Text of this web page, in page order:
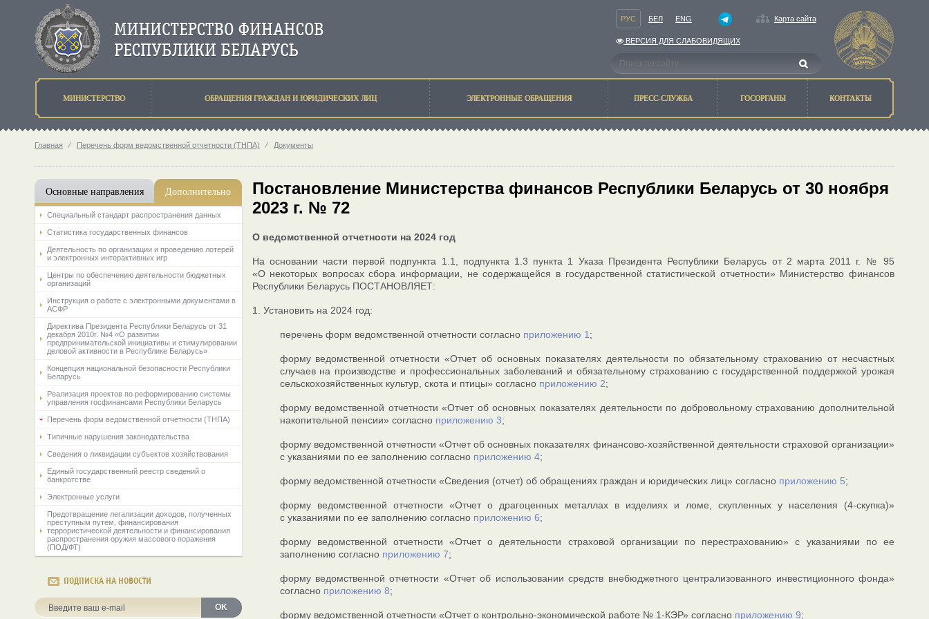
РУС БЕЛ ENG Карта сайта
ВЕРСИЯ ДЛЯ СЛАБОВИДЯЩИХ
МИНИСТЕРСТВО ОБРАЩЕНИЯ ГРАЖДАН И ЮРИДИЧЕСКИХ ЛИЦ ЭЛЕКТРОННЫЕ ОБРАЩЕНИЯ ПРЕСС-СЛУЖБА ГОСОРГАНЫ КОНТАКТЫ
Главная ⁄ Перечень форм ведомственной отчетности (ТНПА) ⁄ Документы
Основные направления Дополнительно
Специальный стандарт распространения данных
Статистика государственных финансов
Деятельность по организации и проведению лотерей
и электронных интерактивных игр
Центры по обеспечению деятельности бюджетных
организаций
Инструкция о работе с электронными документами в
АСФР
Директива Президента Республики Беларусь от 31
декабря 2010г. №4 «О развитии
предпринимательской инициативы и стимулировании
деловой активности в Республике Беларусь»
Концепция национальной безопасности Республики
Беларусь
Реализация проектов по реформированию системы
управления госфинансами Республики Беларусь
Перечень форм ведомственной отчетности (ТНПА)
Типичные нарушения законодательства
Сведения о ликвидации субъектов хозяйствования
Единый государственный реестр сведений о
банкротстве
Электронные услуги
Предотвращение легализации доходов, полученных
преступным путем, финансирования
террористической деятельности и финансирования
распространения оружия массового поражения
(ПОД/ФТ)
ПОДПИСКА НА НОВОСТИ
OK
Постановление Министерства финансов Республики Беларусь от 30 ноября
2023 г. № 72
О ведомственной отчетности на 2024 год
На основании части первой подпункта 1.1, подпункта 1.3 пункта 1 Указа Президента Республики Беларусь от 2 марта 2011 г. № 95
«О некоторых вопросах сбора информации, не содержащейся в государственной статистической отчетности» Министерство финансов
Республики Беларусь ПОСТАНОВЛЯЕТ:
1. Установить на 2024 год:
перечень форм ведомственной отчетности согласно приложению 1 ;
форму ведомственной отчетности «Отчет об основных показателях деятельности по обязательному страхованию от несчастных
случаев на производстве и профессиональных заболеваний и обязательному страхованию с государственной поддержкой урожая
сельскохозяйственных культур, скота и птицы» согласно приложению 2;
форму ведомственной отчетности «Отчет об основных показателях деятельности по добровольному страхованию дополнительной
накопительной пенсии» согласно приложению 3;
форму ведомственной отчетности «Отчет об основных показателях финансово-хозяйственной деятельности страховой организации»
с указаниями по ее заполнению согласно приложению 4;
форму ведомственной отчетности «Сведения (отчет) об обращениях граждан и юридических лиц» согласно приложению 5;
форму ведомственной отчетности «Отчет о драгоценных металлах в изделиях и ломе, скупленных у населения (4-скупка)»
с указаниями по ее заполнению согласно приложению 6;
форму ведомственной отчетности «Отчет о деятельности страховой организации по перестрахованию» с указаниями по ее
заполнению согласно приложению 7;
форму ведомственной отчетности «Отчет об использовании средств внебюджетного централизованного инвестиционного фонда»
согласно приложению 8;
форму ведомственной отчетности «Отчет о контрольно-экономической работе № 1-КЭР» согласно приложению 9;